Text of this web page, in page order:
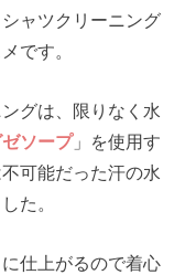
ャツクリーニング
です。
グは、限りなく水
ソープ」を使用す
可能だった汗の水
た。
仕上がるので着心